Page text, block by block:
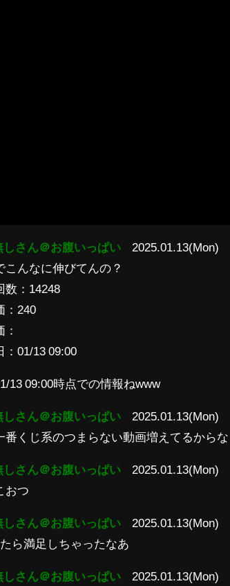
しさん＠お腹いっぱい
2025.01.13(Mon)
こんなに伸びてんの？
数：14248
：240
：
：01/13 09:00
13 09:00時点での情報ねwww
しさん＠お腹いっぱい
2025.01.13(Mon)
番くじ系のつまらない動画増えてるからな
しさん＠お腹いっぱい
2025.01.13(Mon)
おつ
しさん＠お腹いっぱい
2025.01.13(Mon)
ら満足しちゃったなあ
しさん＠お腹いっぱい
2025.01.13(Mon)